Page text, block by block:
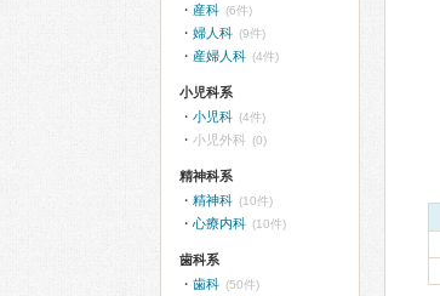
産科 (6件)
婦人科 (9件)
産婦人科 (4件)
小児科系
小児科 (4件)
小児外科 (0)
精神科系
精神科 (10件)
心療内科 (10件)
歯科系
歯科 (50件)